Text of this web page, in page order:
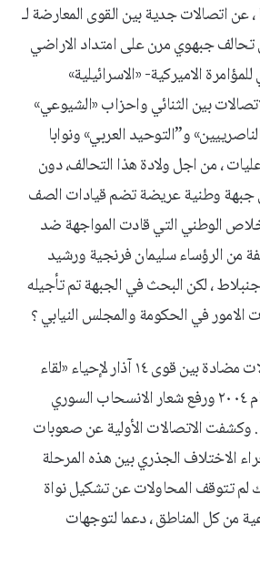
اتصالات جدية بين القوى المعارضة لـ
تحالف جبهوي مرن على امتداد الاراضي
الاميركية- «الاسرائيلية»
بين الثنائي واحزاب «الشيوعي»
و”التوحيد العربي» ونوابا
، من اجل ولادة هذا التحالف، دون
جبهة وطنية عريضة تضم قيادات الصف
الوطني التي قادت المواجهة ضد
مؤلفة من الرؤساء سليمان فرنجية ورشيد
، لكن البحث في الجبهة تم تأجيله
الامور في الحكومة والمجلس النيابي ؟
في المقابل ، جرت اتصالات مضادة بين قوى ١٤ آذار لإحياء «لقاء
البريستول»، الذي ولد عام ٢٠٠٤ ورفع شعار الانسحاب السوري
الاتصالات الأولية عن صعوبات
الاختلاف الجذري بين هذه المرحلة
ورغم ذلك لم تتوقف المحاولات عن تشكيل نواة
من كل المناطق ، دعما لتوجهات